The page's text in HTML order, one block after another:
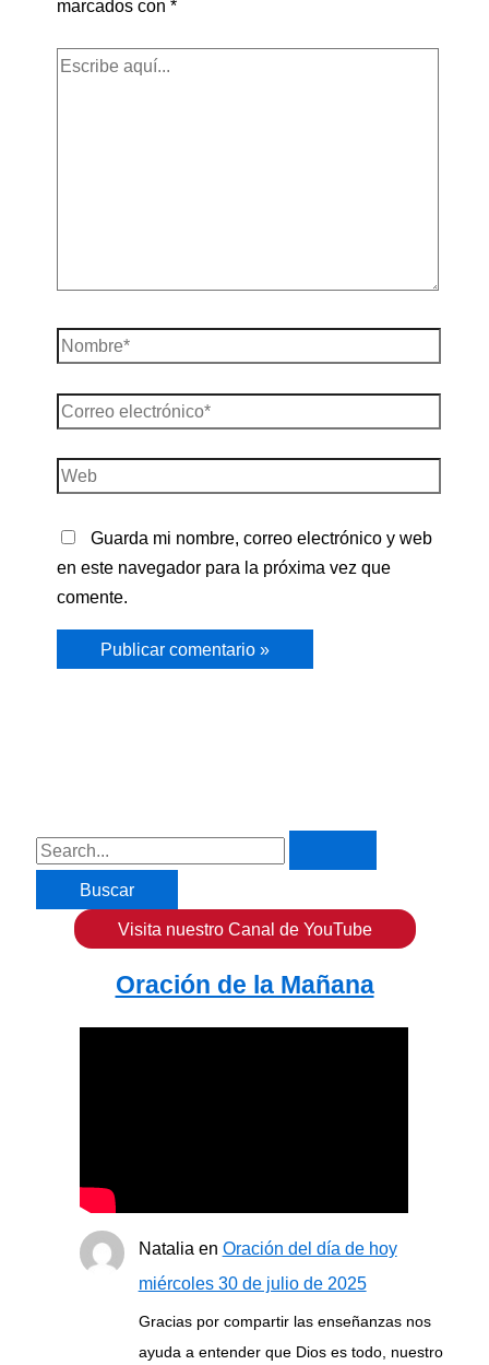
marcados con *
Escribe
Nombre*
Correo
electrónico*
Web
Guarda mi nombre, correo electrónico y web
en este navegador para la próxima vez que
comente.
B
Visita nuestro Canal de YouTube
Oración de la Mañana
Natalia en Oración del día de hoy
miércoles 30 de julio de 2025
Gracias por compartir las enseñanzas nos
ayuda a entender que Dios es todo, nuestro